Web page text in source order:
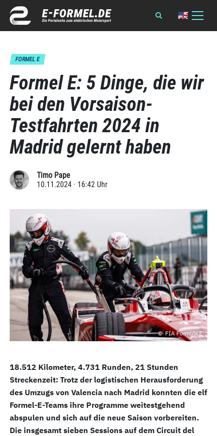
FORMEL E
Formel E: 5 Dinge, die wir
bei den Vorsaison-
Testfahrten 2024 in
Madrid gelernt haben
Timo Pape
10.11.2024 · 16:42 Uhr
FIA Formula E
18.512 Kilometer, 4.731 Runden, 21 Stunden
Streckenzeit: Trotz der logistischen Herausforderung
des Umzugs von Valencia nach Madrid konnten die elf
Formel-E-Teams ihre Programme weitestgehend
abspulen und sich auf die neue Saison vorbereiten.
Die insgesamt sieben Sessions auf dem Circuit del